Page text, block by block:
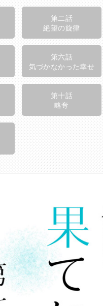
第二話
絶望の旋律
第六話
気づかなかった幸せ
第十話
略奪